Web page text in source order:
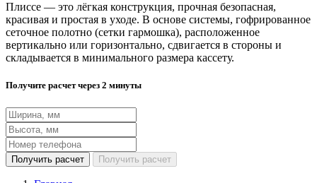
Плиссе — это лёгкая конструкция, прочная безопасная,
красивая и простая в уходе. В основе системы, гофрированное
сеточное полотно (сетки гармошка), расположенное
вертикально или горизонтально, сдвигается в стороны и
складывается в минимального размера кассету.
Получите расчет через 2 минуты
Получить расчет Получить расчет